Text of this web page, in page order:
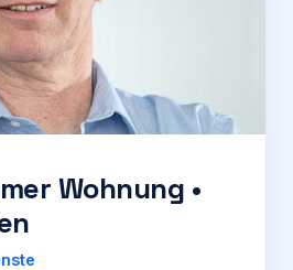
Wohnung •